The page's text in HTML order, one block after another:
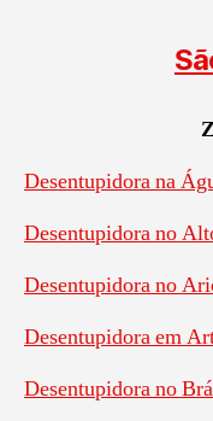
Desentupidora na
Desentupidora no
Desentupidora no
Desentupidora em
Desentupidora no